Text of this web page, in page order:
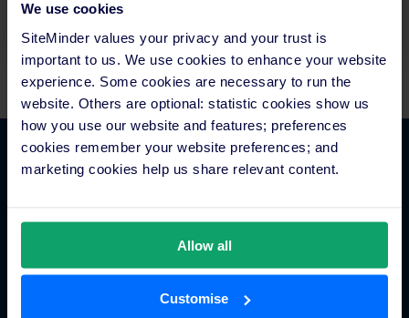
We use cookies
SiteMinder values your privacy and your trust is
important to us. We use cookies to enhance your website
experience. Some cookies are necessary to run the
website. Others are optional: statistic cookies show us
how you use our website and features; preferences
cookies remember your website preferences; and
marketing cookies help us share relevant content.
Allow all
Customise
Fonctionnalités
Moteur de réservation en ligne
Outil de veille concurrentielle pour hôtels
Métamoteurs hôteliers